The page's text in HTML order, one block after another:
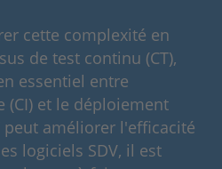
cette complexité en
de test continu (CT),
essentiel entre
et le déploiement
peut améliorer l'efficacité
logiciels SDV, il est